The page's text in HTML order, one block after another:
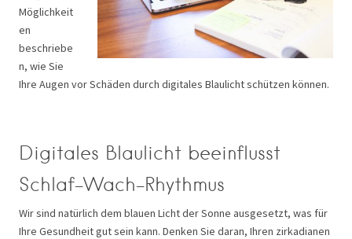
Möglichkeit
en
beschriebe
n, wie Sie
Ihre Augen vor Schäden durch digitales Blaulicht schützen können.
Digitales Blaulicht beeinflusst
Schlaf-Wach-Rhythmus
Wir sind natürlich dem blauen Licht der Sonne ausgesetzt, was für
Ihre Gesundheit gut sein kann. Denken Sie daran, Ihren zirkadianen